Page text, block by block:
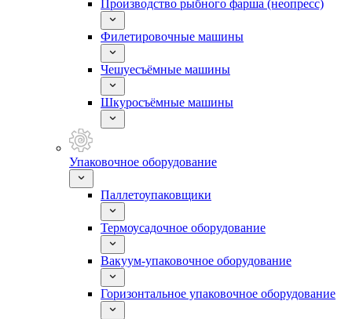
Производство рыбного фарша (неопресс)
Филетировочные машины
Чешуесъёмные машины
Шкуросъёмные машины
Упаковочное оборудование
Паллетоупаковщики
Термоусадочное оборудование
Вакуум-упаковочное оборудование
Горизонтальное упаковочное оборудование